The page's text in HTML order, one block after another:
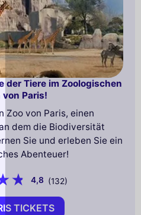
der Tiere im Zoologischen
von Paris!
Zoo von Paris, einen
dem die Biodiversität
Sie und erleben Sie ein
Abenteuer!
4,8 (132)
TICKETS